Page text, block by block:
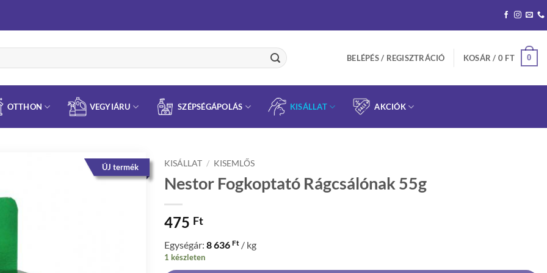
BELÉPÉS / REGISZTRÁCIÓ KOSÁR / 0 FT 0
OTTHON VEGYIÁRU SZÉPSÉGÁPOLÁS KISÁLLAT AKCIÓK
ÚJ termék KISÁLLAT / KISEMLŐS
Nestor Fogkoptató Rágcsálónak 55g
475 Ft
Egységár: 8 636 Ft / kg
1 készleten